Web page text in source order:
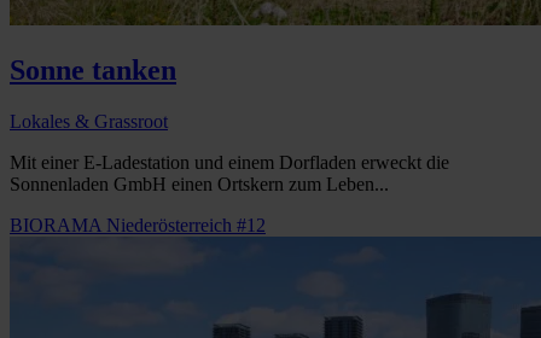
Sonne tanken
Lokales & Grassroot
Mit einer E-Ladestation und einem Dorfladen erweckt die
Sonnenladen GmbH einen Ortskern zum Leben...
BIORAMA Niederösterreich #12